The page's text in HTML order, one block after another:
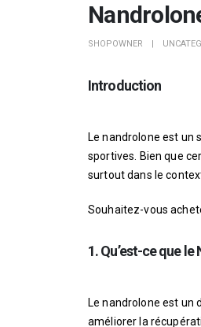
SHOPOWNER
Introduction
Le nandrolone est
sportives. Bien que
surtout dans le
Souhaitez-vous
1. Qu’est-ce que
Le nandrolone est un
améliorer la